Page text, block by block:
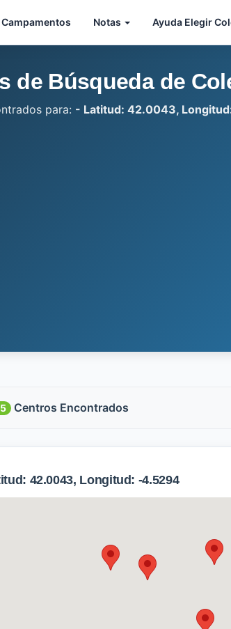
Campamentos Notas Ayuda Elegir
de Búsqueda de
para: - Latitud: 42.0043,
Centros Encontrados
42.0043, Longitud: -4.5294